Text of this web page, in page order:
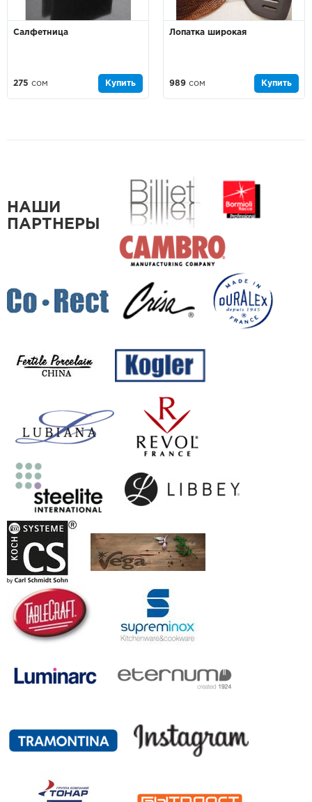
Салфетница
275 сом Купить
Лопатка широкая
989 сом Купить
НАШИ
ПАРТНЕРЫ